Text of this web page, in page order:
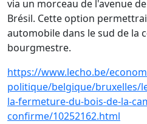
via un morceau de l'avenue
Brésil. Cette option
automobile dans le sud de la
bourgmestre.
https://www.lecho.be/
politique/belgique/bruxelles/
la-fermeture-du-bois-de-la-
confirme/10252162.html